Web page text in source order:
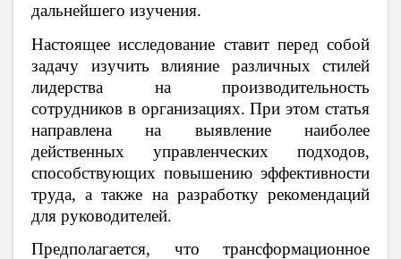
дальнейшего изучения.
Настоящее исследование ставит перед собой
задачу изучить влияние различных стилей
лидерства на производительность
сотрудников в организациях. При этом статья
направлена на выявление наиболее
действенных управленческих подходов,
способствующих повышению эффективности
труда, а также на разработку рекомендаций
для руководителей.
Предполагается, что трансформационное